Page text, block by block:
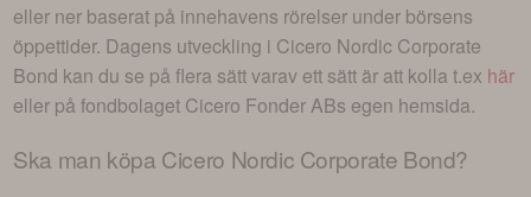
eller ner baserat på innehavens rörelser under börsens
öppettider. Dagens utveckling i Cicero Nordic Corporate
Bond kan du se på flera sätt varav ett sätt är att kolla t.ex här
eller på fondbolaget Cicero Fonder ABs egen hemsida.
Ska man köpa Cicero Nordic Corporate Bond?